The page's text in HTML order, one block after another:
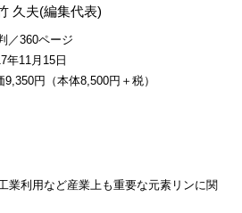
久夫(編集代表)
／360ページ
年11月15日
9,350円（本体8,500円＋税）
業利用など産業上も重要な元素リンに関